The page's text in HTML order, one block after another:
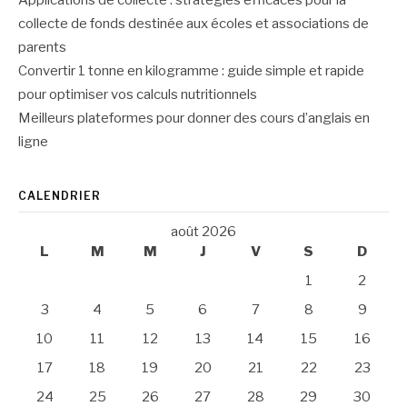
collecte de fonds destinée aux écoles et associations de
parents
Convertir 1 tonne en kilogramme : guide simple et rapide
pour optimiser vos calculs nutritionnels
Meilleurs plateformes pour donner des cours d’anglais en
ligne
CALENDRIER
août 2026
L
M M J V S
D
1
2
3
4 5 6 7 8
9
10
11 12 13 14 15
16
17
18 19 20 21 22
23
24
25 26 27 28 29
30